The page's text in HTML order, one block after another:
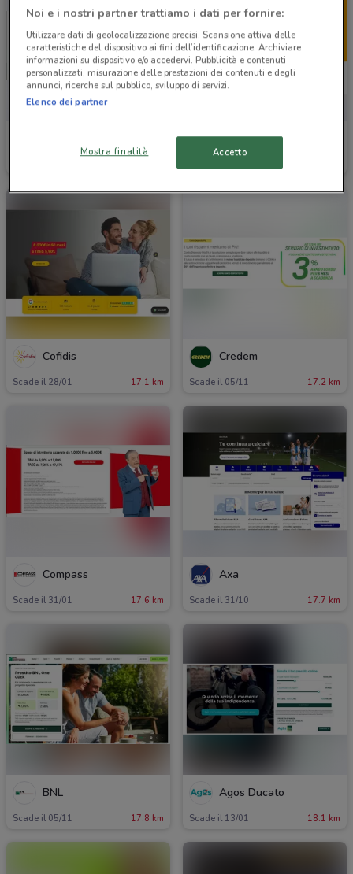
Alleanza Assicurazioni
Cofidis
Scade il 28/01 17.1 km
Credem
Scade il 05/11 17.2 km
Compass
Scade il 31/01 17.6 km
Axa
Scade il 31/10 17.7 km
BNL
Scade il 05/11 17.8 km
Agos Ducato
Scade il 13/01 18.1 km
Noi e i nostri partner trattiamo i dati per fornire:
Utilizzare dati di geolocalizzazione precisi. Scansione attiva delle
caratteristiche del dispositivo ai fini dell’identificazione. Archiviare
informazioni su dispositivo e/o accedervi. Pubblicità e contenuti
personalizzati, misurazione delle prestazioni dei contenuti e degli
annunci, ricerche sul pubblico, sviluppo di servizi.
Elenco dei partner
Mostra finalità Accetto